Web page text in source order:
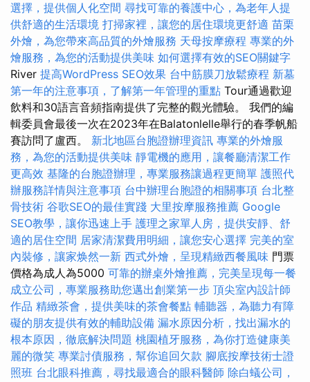
選擇，提供個人化空間 尋找可靠的養護中心，為老年人提
供舒適的生活環境 打掃家裡，讓您的居住環境更舒適 苗栗
外燴，為您帶來高品質的外燴服務 天母按摩療程 專業的外
燴服務，為您的活動提供美味 如何選擇有效的SEO關鍵字
River 提高WordPress SEO效果 台中筋膜刀放鬆療程 新墓
第一年的注意事項，了解第一年管理的重點 Tour通過歡迎
飲料和30語言音頻指南提供了完整的觀光體驗。 我們的編
輯委員會最後一次在2023年在Balatonlelle舉行的春季帆船
賽訪問了盧西。 新北地區台胞證辦理資訊 專業的外燴服
務，為您的活動提供美味 靜電機的應用，讓餐廳清潔工作
更高效 基隆的台胞證辦理，專業服務讓過程更簡單 護照代
辦服務詳情與注意事項 台中辦理台胞證的相關事項 台北整
骨技術 谷歌SEO的最佳實踐 大里按摩服務推薦 Google
SEO教學，讓你迅速上手 護理之家單人房，提供安靜、舒
適的居住空間 居家清潔費用明細，讓您安心選擇 完美的室
內裝修，讓家焕然一新 西式外燴，呈現精緻西餐風味 門票
價格為成人為5000 可靠的辦桌外燴推薦，完美呈現每一餐
成立公司，專業服務助您邁出創業第一步 頂尖室內設計師
作品 精緻茶會，提供美味的茶會餐點 輔聽器，為聽力有障
礙的朋友提供有效的輔助設備 漏水原因分析，找出漏水的
根本原因，徹底解決問題 桃園植牙服務，為你打造健康美
麗的微笑 專業討債服務，幫你追回欠款 腳底按摩技術士證
照班 台北眼科推薦，尋找最適合的眼科醫師 除白蟻公司，